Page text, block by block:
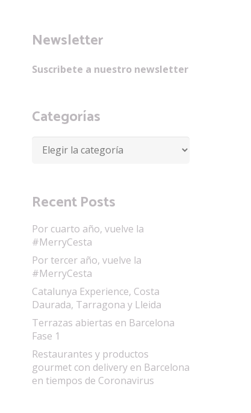
Newsletter
Suscribete a nuestro newsletter
Categorías
Categorías
Recent Posts
Por cuarto año, vuelve la
#MerryCesta
Por tercer año, vuelve la
#MerryCesta
Catalunya Experience, Costa
Daurada, Tarragona y Lleida
Terrazas abiertas en Barcelona
Fase 1
Restaurantes y productos
gourmet con delivery en Barcelona
en tiempos de Coronavirus